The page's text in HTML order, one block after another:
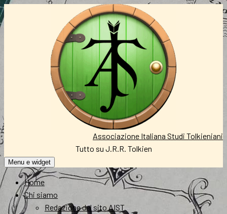
Vai
Associazione Italiana Studi Tolkieniani
Tutto su J.R.R. Tolkien
Menu e widget
Home
Chi siamo
Redazione del sito AIST